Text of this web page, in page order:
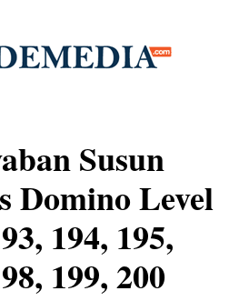
Susun
Domino Level
194, 195,
199, 200